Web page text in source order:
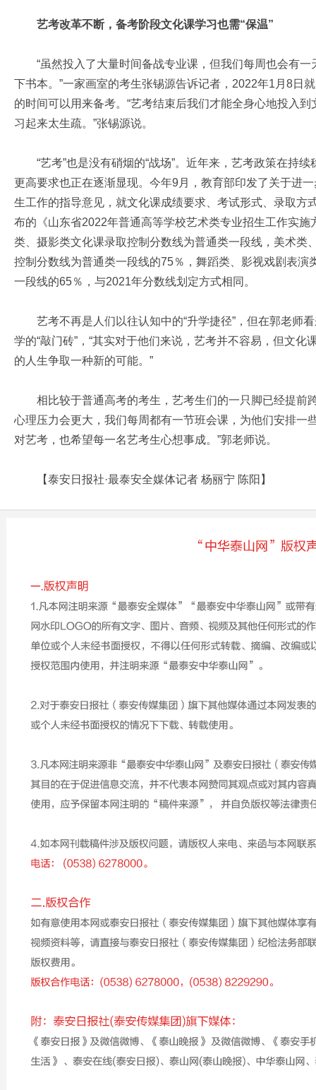
艺考改革不断，备考阶段文化课学习也需“保温”
“虽然投入了大量时间备战专业课，但我们每周也会有一
下书本。”一家画室的考生张锡源告诉记者，2022年1月8日
的时间可以用来备考。“艺考结束后我们才能全身心地投入
习起来太生疏。”张锡源说。
“艺考”也是没有硝烟的“战场”。近年来，艺考政策在持续
更高要求也正在逐渐显现。今年9月，教育部印发了关于进
生工作的指导意见，就文化课成绩要求、考试形式、录取方
布的《山东省2022年普通高等学校艺术类专业招生工作实
类、摄影类文化课录取控制分数线为普通类一段线，美术类
控制分数线为普通类一段线的75％，舞蹈类、影视戏剧表
一段线的65％，与2021年分数线划定方式相同。
艺考不再是人们以往认知中的“升学捷径”，但在郭老师
学的“敲门砖”，“其实对于他们来说，艺考并不容易，但文
的人生争取一种新的可能。”
相比较于普通高考的考生，艺考生们的一只脚已经提前
心理压力会更大，我们每周都有一节班会课，为他们安排一
对艺考，也希望每一名艺考生心想事成。”郭老师说。
【泰安日报社·最泰安全媒体记者 杨丽宁 陈阳】